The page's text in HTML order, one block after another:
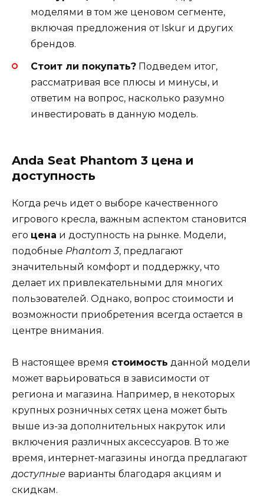
моделями в том же ценовом сегменте,
включая предложения от Iskur и других
брендов.
Стоит ли покупать? Подведем итог,
рассматривая все плюсы и минусы, и
ответим на вопрос, насколько разумно
инвестировать в данную модель.
Anda Seat Phantom 3 цена и
доступность
Когда речь идет о выборе качественного
игрового кресла, важным аспектом становится
его цена и доступность на рынке. Модели,
подобные Phantom 3, предлагают
значительный комфорт и поддержку, что
делает их привлекательными для многих
пользователей. Однако, вопрос стоимости и
возможности приобретения всегда остается в
центре внимания.
В настоящее время стоимость данной модели
может варьироваться в зависимости от
региона и магазина. Например, в некоторых
крупных розничных сетях цена может быть
выше из-за дополнительных накруток или
включения различных аксессуаров. В то же
время, интернет-магазины иногда предлагают
доступные варианты благодаря акциям и
скидкам.